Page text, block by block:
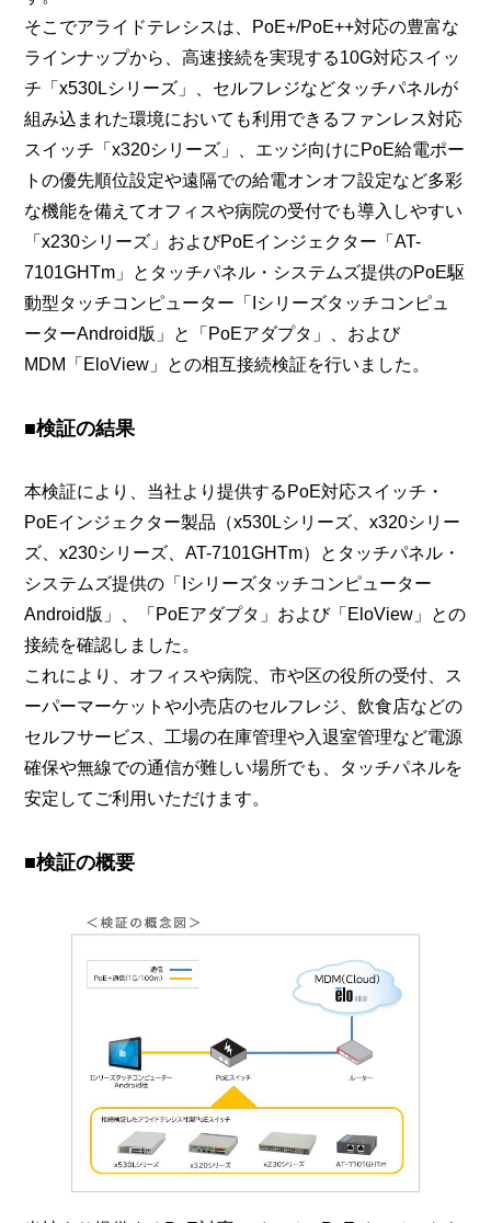
そこでアライドテレシスは、PoE+/PoE++対応の豊富な
ラインナップから、高速接続を実現する10G対応スイッ
チ「x530Lシリーズ」、セルフレジなどタッチパネルが
組み込まれた環境においても利用できるファンレス対応
スイッチ「x320シリーズ」、エッジ向けにPoE給電ポー
トの優先順位設定や遠隔での給電オンオフ設定など多彩
な機能を備えてオフィスや病院の受付でも導入しやすい
「x230シリーズ」およびPoEインジェクター「AT-
7101GHTm」とタッチパネル・システムズ提供のPoE駆
動型タッチコンピューター「Iシリーズタッチコンピュ
ーターAndroid版」と「PoEアダプタ」、および
MDM「EloView」との相互接続検証を行いました。
■検証の結果
本検証により、当社より提供するPoE対応スイッチ・
PoEインジェクター製品（x530Lシリーズ、x320シリー
ズ、x230シリーズ、AT-7101GHTm）とタッチパネル・
システムズ提供の「Iシリーズタッチコンピューター
Android版」、「PoEアダプタ」および「EloView」との
接続を確認しました。
これにより、オフィスや病院、市や区の役所の受付、ス
ーパーマーケットや小売店のセルフレジ、飲食店などの
セルフサービス、工場の在庫管理や入退室管理など電源
確保や無線での通信が難しい場所でも、タッチパネルを
安定してご利用いただけます。
■検証の概要